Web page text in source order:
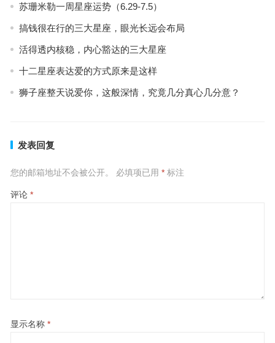
苏珊米勒一周星座运势（6.29-7.5）
搞钱很在行的三大星座，眼光长远会布局
活得透内核稳，内心豁达的三大星座
十二星座表达爱的方式原来是这样
狮子座整天说爱你，这般深情，究竟几分真心几分意？
发表回复
您的邮箱地址不会被公开。 必填项已用 *标注
评论 *
显示名称 *